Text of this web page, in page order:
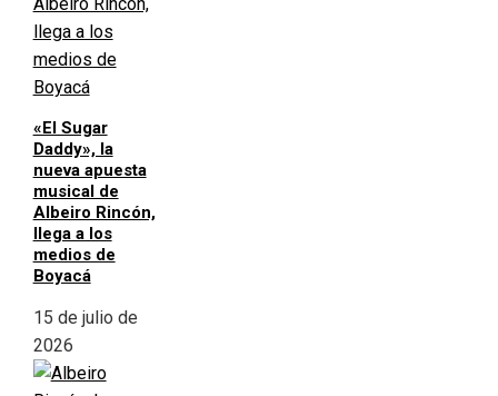
«El Sugar
Daddy», la
nueva apuesta
musical de
Albeiro Rincón,
llega a los
medios de
Boyacá
15 de julio de
2026